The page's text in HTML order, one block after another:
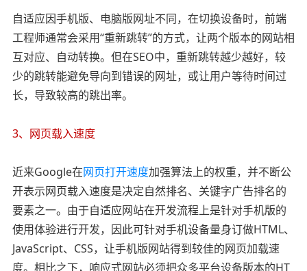
自适应因手机版、电脑版网址不同，在切换设备时，前端
工程师通常会采用“重新跳转”的方式，让两个版本的网站相
互对应、自动转换。但在SEO中，重新跳转越少越好，较
少的跳转能避免导向到错误的网址，或让用户等待时间过
长，导致较高的跳出率。
3、网页载入速度
近来Google在网页打开速度加强算法上的权重，并不断公
开表示网页载入速度是决定自然排名、关键字广告排名的
要素之一。由于自适应网站在开发流程上是针对手机版的
使用体验进行开发，因此可针对手机设备量身订做HTML、
JavaScript、CSS，让手机版网站得到较佳的网页加载速
度。相比之下，响应式网站必须把众多平台设备版本的HT